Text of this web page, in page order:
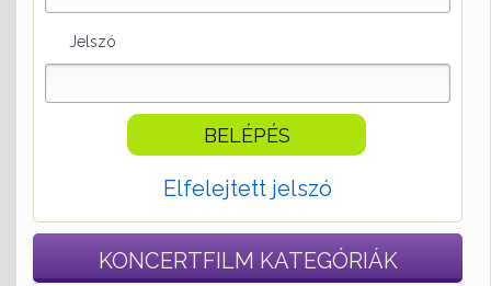
Jelszó
Elfelejtett jelszó
KONCERTFILM KATEGÓRIÁK